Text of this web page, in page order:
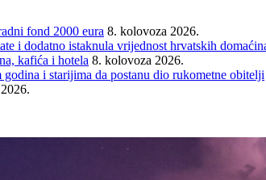
fond 2000 eura 8. kolovoza 2026.
i dodatno istaknula vrijednost hrvatskih
kafića i hotela 8. kolovoza 2026.
i starijima da postanu dio rukometne obitelji